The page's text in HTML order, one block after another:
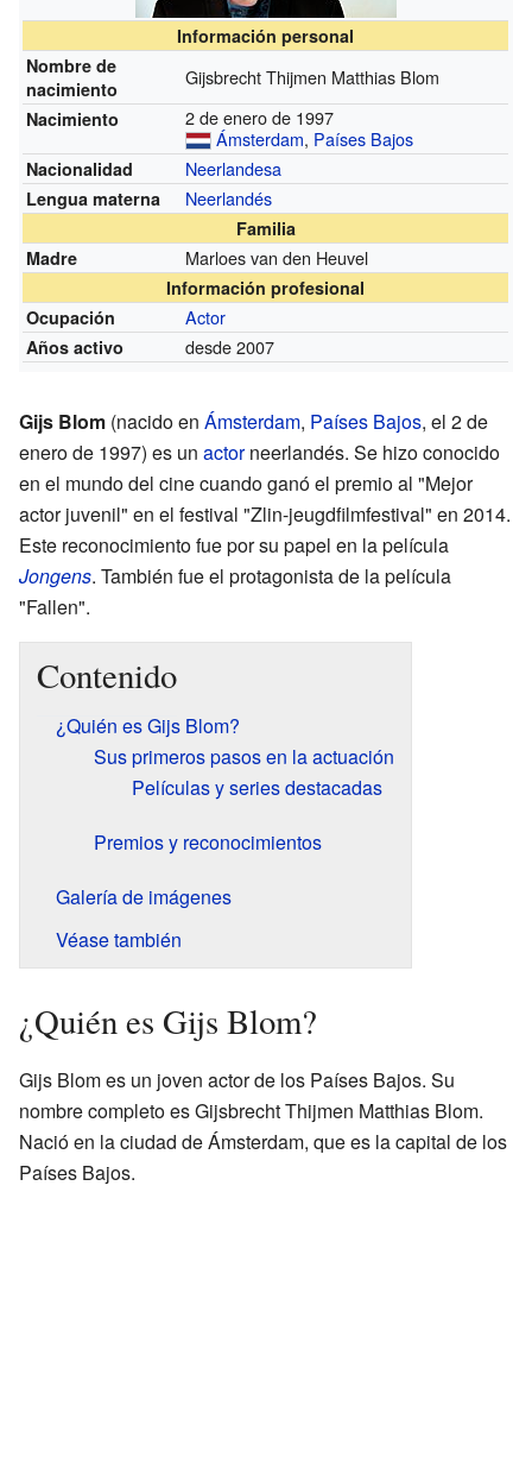
Información personal
Nombre de
nacimiento
Gijsbrecht Thijmen Matthias Blom
Nacimiento
2 de enero de 1997
Ámsterdam, Países Bajos
Nacionalidad Neerlandesa
Lengua materna Neerlandés
Familia
Madre
Marloes van den Heuvel
Información profesional
Ocupación
Actor
Años activo desde 2007
Gijs Blom (nacido en Ámsterdam, Países Bajos, el 2 de
enero de 1997) es un actorneerlandés. Se hizo conocido
en el mundo del cine cuando ganó el premio al "Mejor
actor juvenil" en el festival "Zlin-jeugdfilmfestival" en 2014.
Este reconocimiento fue por su papel en la película
Jongens. También fue el protagonista de la película
"Fallen".
Contenido
¿Quién es Gijs Blom?
Sus primeros pasos en la actuación
Películas y series destacadas
Premios y reconocimientos
Galería de imágenes
Véase también
¿Quién es Gijs Blom?
Gijs Blom es un joven actor de los Países Bajos. Su
nombre completo es Gijsbrecht Thijmen Matthias Blom.
Nació en la ciudad de Ámsterdam, que es la capital de los
Países Bajos.